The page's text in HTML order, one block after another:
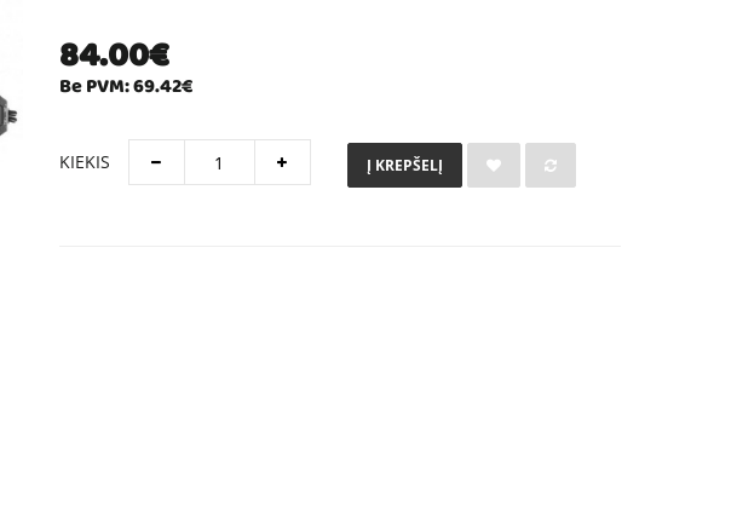
84.00€
Be PVM: 69.42€
KIEKIS Į KREPŠELĮ